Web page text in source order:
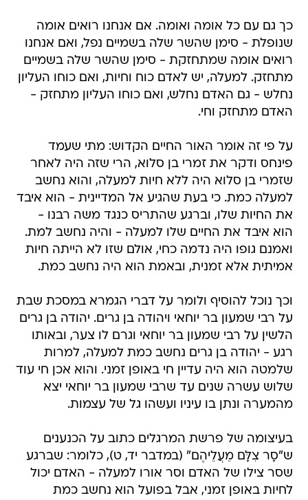
כך גם עם כל אומה ואומה. אם אנחנו רואים אומה
שנופלת - סימן שהשר שלה בשמיים נפל, ואם אנחנו
רואים אומה שמתחזקת - סימן שהשר שלה בשמיים
מתחזק. למעלה, יש לאדם כוח וחיות, ואם כוחו העליון
נחלש - גם האדם נחלש, ואם כוחו העליון מתחזק -
האדם מתחזק וחי.
על פי זה אומר האור החיים הקדוש: מתי שעמד
פינחס ודקר את זמרי בן סלוא, הרי שזה היה לאחר
שזמרי בן סלוא היה ללא חיות למעלה, והוא נחשב
למעלה כמת. כי בעת שהגיע אל המדיינית - הוא איבד
את החיות שלו, וברגע שהתריס כנגד משה רבנו -
הוא איבד את החיים שלו למעלה - והיה נחשב למת.
ואמנם גופו היה נדמה כחי, אולם שזו לא הייתה חיות
אמיתית אלא זמנית, ובאמת הוא היה נחשב כמת.
וכך נוכל להוסיף ולומר על דברי הגמרא במסכת שבת
על רבי שמעון בר יוחאי ויהודה בן גרים. יהודה בן גרים
הלשין על רבי שמעון בר יוחאי וגרם לו צער, ובאותו
רגע - יהודה בן גרים נחשב כמת למעלה, למרות
שלמטה הוא היה עדיין חי באופן זמני. והוא אכן חי עוד
שלוש עשרה שנים עד שרבי שמעון בר יוחאי יצא
מהמערה ונתן בו עיניו ועשהו גל של עצמות.
בעיצומה של פרשת המרגלים כתוב על הכנענים
ש"סָר צִלָּם מֵעֲלֵיהֶם" (במדבר יד, ט), כלומר: שברגע
שסר צילו של האדם וסר אורו למעלה - האדם יכול
לחיות באופן זמני, אבל בפועל הוא נחשב כמת